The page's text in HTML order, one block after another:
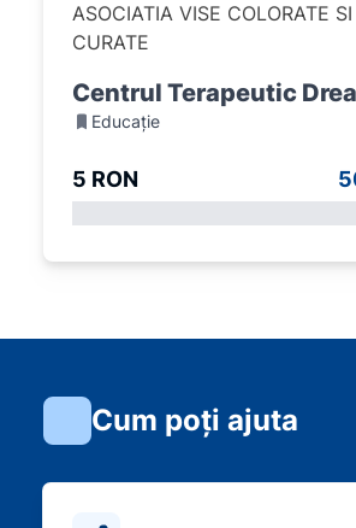
ASOCIATIA VISE COLORATE
CURATE
Centrul Terapeutic
Educație
5 RON
Cum poți ajuta